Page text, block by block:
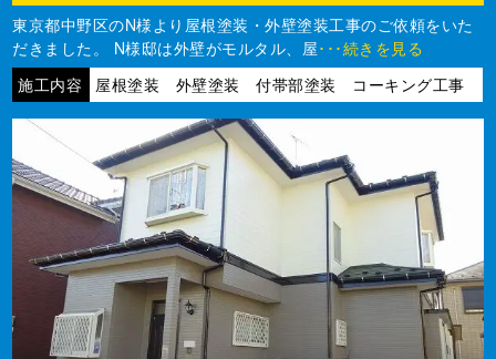
東京都中野区のN様より屋根塗装・外壁塗装工事のご依頼をいた
だきました。 N様邸は外壁がモルタル、屋･･･続きを見る
施工内容
屋根塗装 外壁塗装 付帯部塗装 コーキング工事